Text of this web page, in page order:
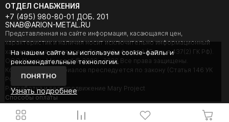
ОТДЕЛ СНАБЖЕНИЯ
+7 (495) 980-80-01 ДОБ. 201
SNAB@ARION-METAL.RU
Представленная на сайте информация, касающаяся цен,
характеристик и наличия носит исключительно информационный
характер и не является публичной офертой (Статья 437(2) ГК РФ).
ООО "Арион-Металл" © 2020 - 2026 Все права защищены.
Копирование материалов преследуется по закону (Статья 146 УК
РФ).
Разработка и seo-продвижение Mary Project
Cпособы оплаты
На нашем сайте мы используем cookie-файлы и
рекомендательные технологии.
ПОНЯТНО
Узнать подробнее